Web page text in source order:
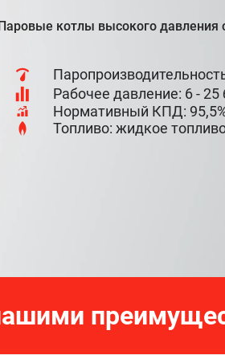
котлы высокого давления
Рабочее давление: 6 - 25
Нормативный КПД:
Топливо: жидкое